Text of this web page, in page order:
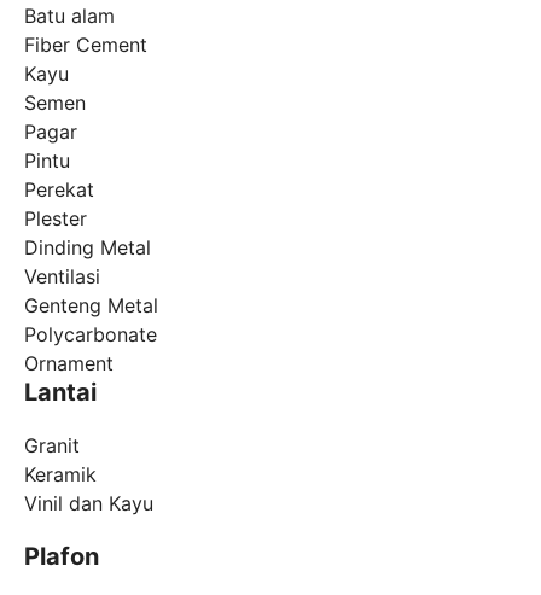
Batu alam
Fiber Cement
Kayu
Semen
Pagar
Pintu
Perekat
Plester
Dinding Metal
Ventilasi
Genteng Metal
Polycarbonate
Ornament
Lantai
Granit
Keramik
Vinil dan Kayu
Plafon